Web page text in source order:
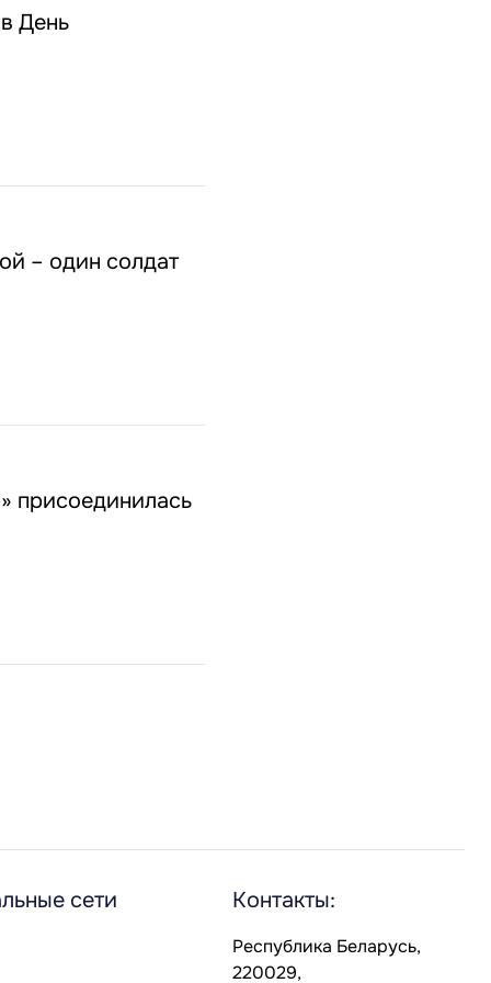
День
– один солдат
присоединилась
сети Контакты:
Республика Беларусь,
220029,